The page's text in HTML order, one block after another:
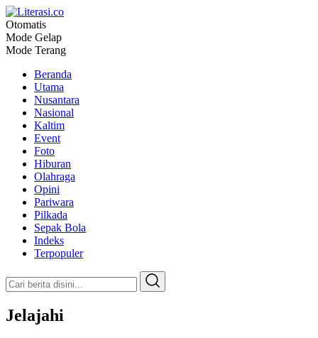
Literasi.co
Pilar Informasi
Otomatis
Mode Gelap
Mode Terang
Beranda
Utama
Nusantara
Nasional
Kaltim
Event
Foto
Hiburan
Olahraga
Opini
Pariwara
Pilkada
Sepak Bola
Indeks
Terpopuler
Jelajahi